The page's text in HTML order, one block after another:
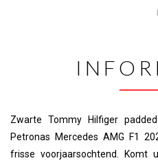
Zwarte Tommy Hilfiger
Petronas Mercedes AMG F1
frisse voorjaarsochtend.